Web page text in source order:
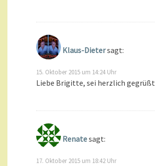
Klaus-Dietersagt:
15. Oktober 2015 um 14:24 Uhr
Liebe Brigitte, sei herzlich gegrüßt
Renatesagt:
17. Oktober 2015 um 18:42 Uhr